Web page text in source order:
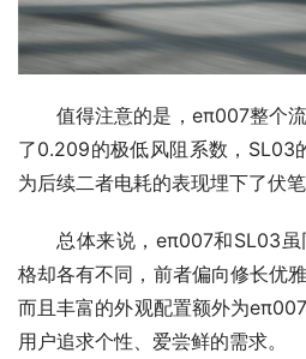
值得注意的是，eπ007整个
了0.209的极低风阻系数，SL03
为后续二者电耗的表现埋下了伏笔
总体来说，eπ007和SL03
格却各有不同，前者偏向修长优
而且丰富的外观配置额外为
用户追求个性、爱尝鲜的需求。